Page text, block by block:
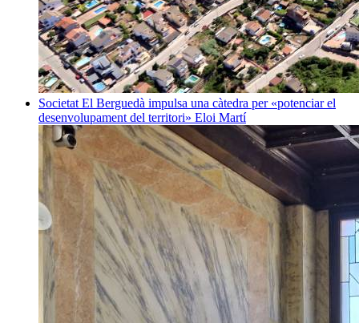
Societat El Berguedà impulsa una càtedra per «potenciar el
desenvolupament del territori» Eloi Martí